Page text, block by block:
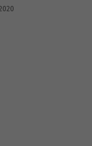
e investimentos